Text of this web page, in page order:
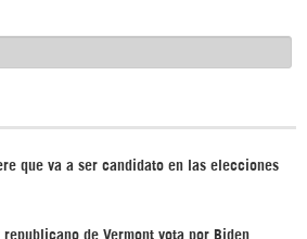
que va a ser candidato en las elecciones
republicano de Vermont vota por Biden